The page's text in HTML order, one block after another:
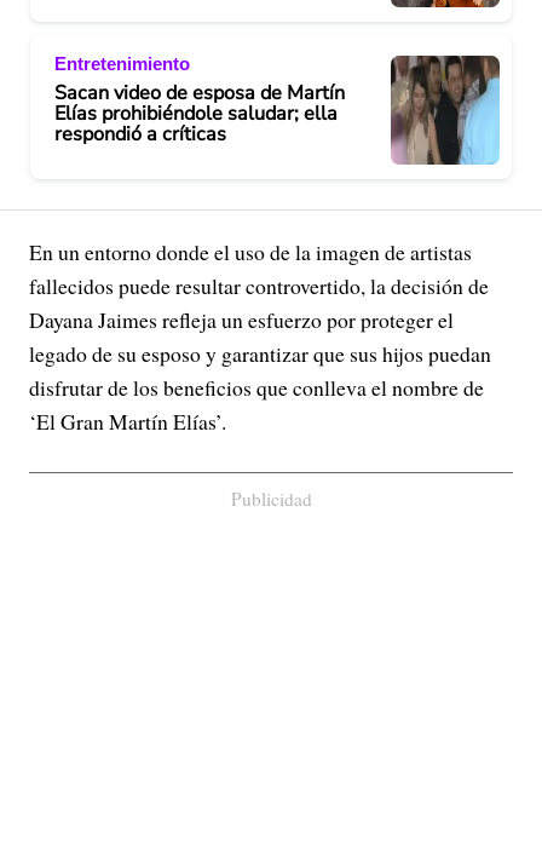
Entretenimiento
Sacan video de esposa de Martín
Elías prohibiéndole saludar; ella
respondió a críticas
En un entorno donde el uso de la imagen de artistas
fallecidos puede resultar controvertido, la decisión de
Dayana Jaimes refleja un esfuerzo por proteger el
legado de su esposo y garantizar que sus hijos puedan
disfrutar de los beneficios que conlleva el nombre de
‘El Gran Martín Elías’.
Publicidad